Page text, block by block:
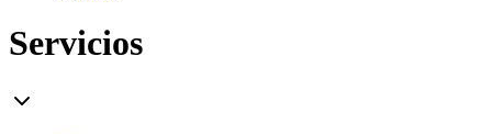
Servicios